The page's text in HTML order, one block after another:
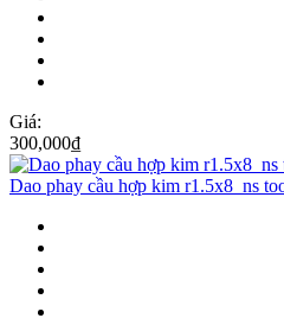
Giá:
300,000₫
Dao phay cầu hợp kim r1.5x8_ns